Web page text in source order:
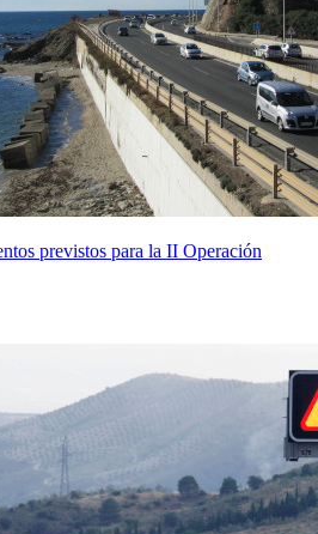
previstos para la II Operación